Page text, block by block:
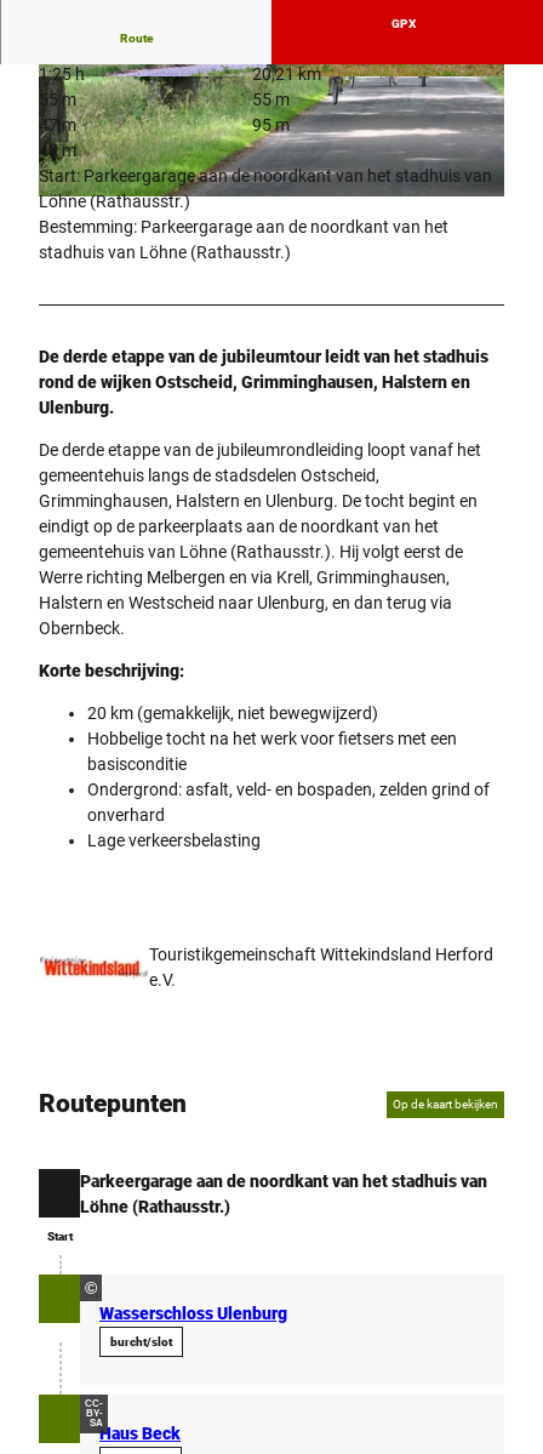
© Frank-Michael Kiel-Steinkamp, Biologische Station Ravensberg im Kreis Herford e.V. |
© ADFC Ortsgruppe Löhne, Biologische Statio
n Ravensberg im Kreis Herford e.V. |
CC-BY-SA
© ADFC Ortsgruppe Löhne, Biologische Statio
n Ravensberg im Keis Herford e.V. |CC-BY-SA
Route
GPX
1:25 h
20,21 km
55 m
55 m
47 m
95 m
48 m
Start: Parkeergarage aan de noordkant van het stadhuis van
Löhne (Rathausstr.)
Bestemming: Parkeergarage aan de noordkant van het
stadhuis van Löhne (Rathausstr.)
De derde etappe van de jubileumtour leidt van het stadhuis
rond de wijken Ostscheid, Grimminghausen, Halstern en
Ulenburg.
De derde etappe van de jubileumrondleiding loopt vanaf het
gemeentehuis langs de stadsdelen Ostscheid,
Grimminghausen, Halstern en Ulenburg. De tocht begint en
eindigt op de parkeerplaats aan de noordkant van het
gemeentehuis van Löhne (Rathausstr.). Hij volgt eerst de
Werre richting Melbergen en via Krell, Grimminghausen,
Halstern en Westscheid naar Ulenburg, en dan terug via
Obernbeck.
Korte beschrijving:
20 km (gemakkelijk, niet bewegwijzerd)
Hobbelige tocht na het werk voor fietsers met een
basisconditie
Ondergrond: asfalt, veld- en bospaden, zelden grind of
onverhard
Lage verkeersbelasting
Touristikgemeinschaft Wittekindsland Herford
e.V.
Routepunten Op de kaart bekijken
Start
Start
Parkeergarage aan de noordkant van het stadhuis van
Löhne (Rathausstr.)
©
Wasserschloss Ulenburg
burcht/slot
CC-
BY-
SA
Haus Beck